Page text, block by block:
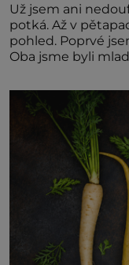
Už jsem ani
potká. Až v
pohled. Poprvé
Oba jsme byli
zaopatřený mladý
nesvědčilo, brzy